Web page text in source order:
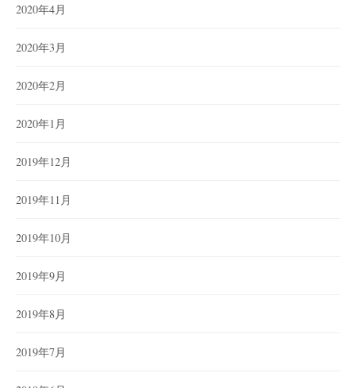
2020年4月
2020年3月
2020年2月
2020年1月
2019年12月
2019年11月
2019年10月
2019年9月
2019年8月
2019年7月